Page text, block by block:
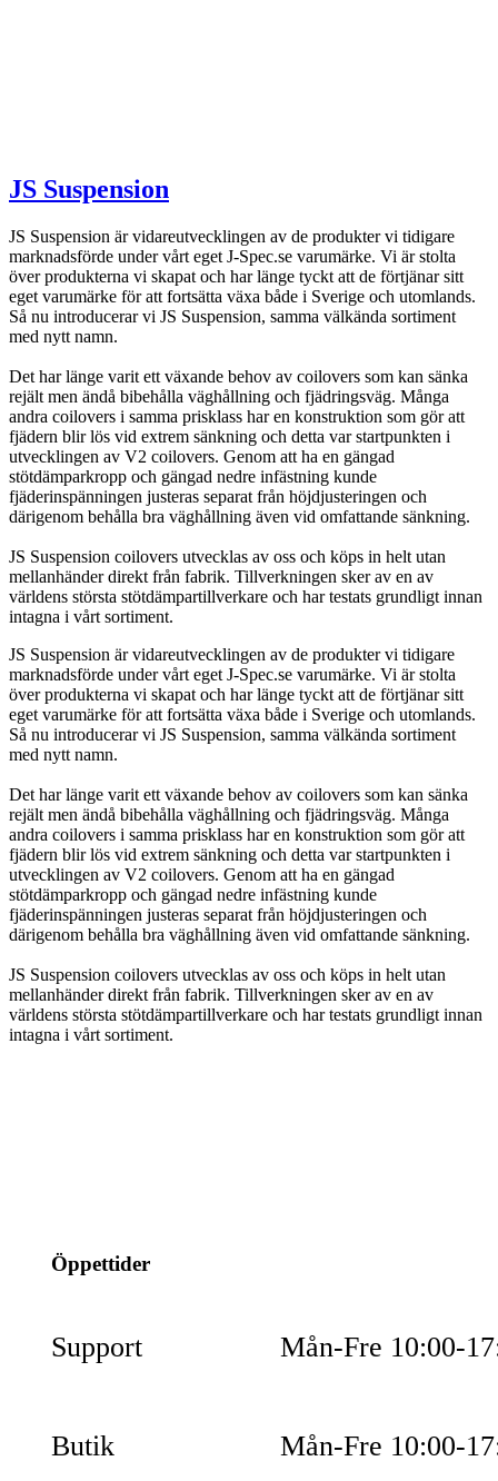
JS Suspension
JS Suspension är vidareutvecklingen av de produkter vi tidigare
marknadsförde under vårt eget J-Spec.se varumärke. Vi är stolta
över produkterna vi skapat och har länge tyckt att de förtjänar sitt
eget varumärke för att fortsätta växa både i Sverige och utomlands.
Så nu introducerar vi JS Suspension, samma välkända sortiment
med nytt namn.
Det har länge varit ett växande behov av coilovers som kan sänka
rejält men ändå bibehålla väghållning och fjädringsväg. Många
andra coilovers i samma prisklass har en konstruktion som gör att
fjädern blir lös vid extrem sänkning och detta var startpunkten i
utvecklingen av V2 coilovers. Genom att ha en gängad
stötdämparkropp och gängad nedre infästning kunde
fjäderinspänningen justeras separat från höjdjusteringen och
därigenom behålla bra väghållning även vid omfattande sänkning.
JS Suspension coilovers utvecklas av oss och köps in helt utan
mellanhänder direkt från fabrik. Tillverkningen sker av en av
världens största stötdämpartillverkare och har testats grundligt innan
intagna i vårt sortiment.
JS Suspension är vidareutvecklingen av de produkter vi tidigare
marknadsförde under vårt eget J-Spec.se varumärke. Vi är stolta
över produkterna vi skapat och har länge tyckt att de förtjänar sitt
eget varumärke för att fortsätta växa både i Sverige och utomlands.
Så nu introducerar vi JS Suspension, samma välkända sortiment
med nytt namn.
Det har länge varit ett växande behov av coilovers som kan sänka
rejält men ändå bibehålla väghållning och fjädringsväg. Många
andra coilovers i samma prisklass har en konstruktion som gör att
fjädern blir lös vid extrem sänkning och detta var startpunkten i
utvecklingen av V2 coilovers. Genom att ha en gängad
stötdämparkropp och gängad nedre infästning kunde
fjäderinspänningen justeras separat från höjdjusteringen och
därigenom behålla bra väghållning även vid omfattande sänkning.
JS Suspension coilovers utvecklas av oss och köps in helt utan
mellanhänder direkt från fabrik. Tillverkningen sker av en av
världens största stötdämpartillverkare och har testats grundligt innan
intagna i vårt sortiment.
Öppettider
Support Mån-Fre 10:00-
Butik Mån-Fre 10:00-